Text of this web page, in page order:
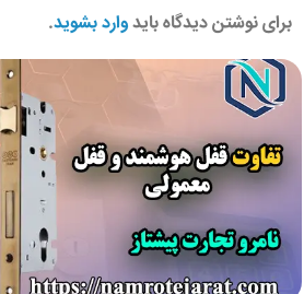
برای نوشتن دیدگاه بایدوارد بشوید.